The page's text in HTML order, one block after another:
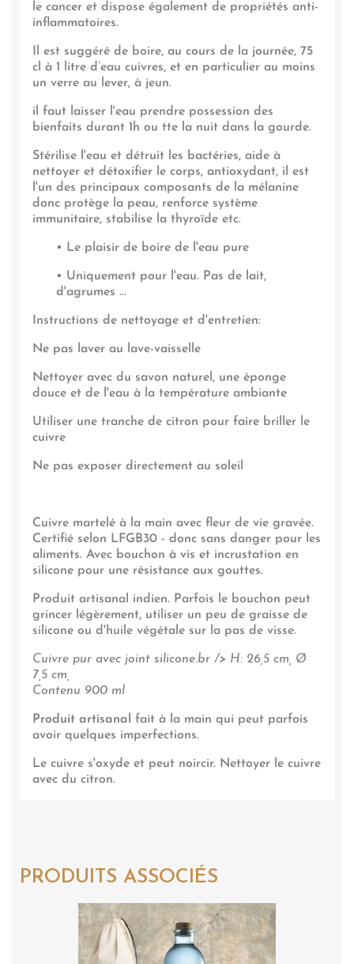
le cancer et dispose également de propriétés anti-
inflammatoires.
Il est suggéré de boire, au cours de la journée, 75
cl à 1 litre d’eau cuivres, et en particulier au moins
un verre au lever, à jeun.
il faut laisser l'eau prendre possession des
bienfaits durant 1h ou tte la nuit dans la gourde.
Stérilise l'eau et détruit les bactéries, aide à
nettoyer et détoxifier le corps, antioxydant, il est
l'un des principaux composants de la mélanine
donc protège la peau, renforce système
immunitaire, stabilise la thyroïde etc.
• Le plaisir de boire de l'eau pure
• Uniquement pour l'eau. Pas de lait,
d'agrumes ...
Instructions de nettoyage et d'entretien:
Ne pas laver au lave-vaisselle
Nettoyer avec du savon naturel, une éponge
douce et de l'eau à la température ambiante
Utiliser une tranche de citron pour faire briller le
cuivre
Ne pas exposer directement au soleil
Cuivre martelé à la main avec fleur de vie gravée.
Certifié selon LFGB30 - donc sans danger pour les
aliments. Avec bouchon à vis et incrustation en
silicone pour une résistance aux gouttes.
Produit artisanal indien. Parfois le bouchon peut
grincer légèrement, utiliser un peu de graisse de
silicone ou d'huile végétale sur la pas de visse.
Cuivre pur avec joint silicone.br /> H: 26,5 cm, Ø
7,5 cm,
Contenu 900 ml
Produit artisanal
fait à la main qui peut parfois
avoir quelques imperfections.
Le cuivre s'oxyde et peut noircir. Nettoyer le cuivre
avec du citron.
PRODUITS ASSOCIÉS